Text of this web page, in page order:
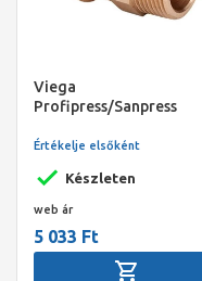
Viega
Profipress/Sanpress
külső menetes idom, 28 -
Contur, vörösöntvény
Készleten
Értékelje elsőként
web ár
5 033 Ft